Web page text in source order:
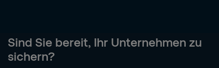
Box-Kameras
Sind Sie bereit, Ihr Unternehmen zu
sichern?